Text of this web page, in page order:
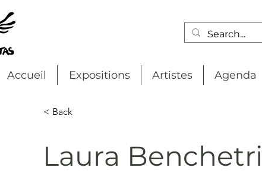
Accueil Expositions Artistes Agenda
< Back
Laura